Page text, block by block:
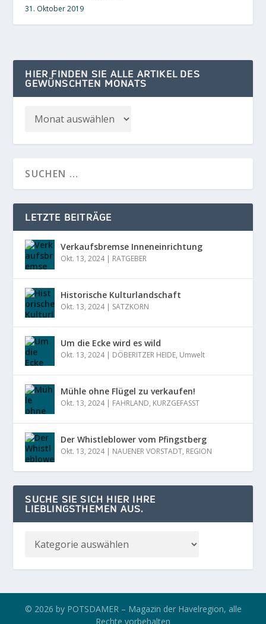
31. Oktober 2019
HIER FINDEN SIE ALLE ARTIKEL DES
GEWÜNSCHTEN MONATS
LETZTE BEITRÄGE
Verkaufsbremse Inneneinrichtung
Okt. 13, 2024| RATGEBER
Historische Kulturlandschaft
Okt. 13, 2024| SATZKORN
Um die Ecke wird es wild
Okt. 13, 2024| DÖBERITZER HEIDE, Umwelt
Mühle ohne Flügel zu verkaufen!
Okt. 13, 2024| FAHRLAND, KURZGEFASST
Der Whistleblower vom Pfingstberg
Okt. 13, 2024| NAUENER VORSTADT, REGION
SUCHE SIE SICH HIER IHRE
LIEBLINGSTHEMEN AUS.
© 2026 by POTSDAMER – Magazin der Havelregion, alle
Rechte vorbehalten